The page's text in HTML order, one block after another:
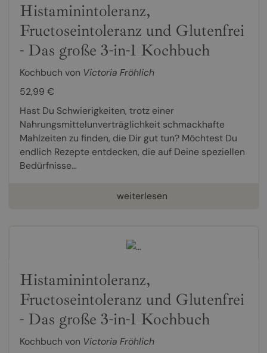
Histaminintoleranz,
Fructoseintoleranz und Glutenfrei
- Das große 3-in-1 Kochbuch
Kochbuch von Victoria Fröhlich
52,99 €
Hast Du Schwierigkeiten, trotz einer
Nahrungsmittelunverträglichkeit schmackhafte
Mahlzeiten zu finden, die Dir gut tun? Möchtest Du
endlich Rezepte entdecken, die auf Deine speziellen
Bedürfnisse...
weiterlesen
Histaminintoleranz,
Fructoseintoleranz und Glutenfrei
- Das große 3-in-1 Kochbuch
Kochbuch von Victoria Fröhlich